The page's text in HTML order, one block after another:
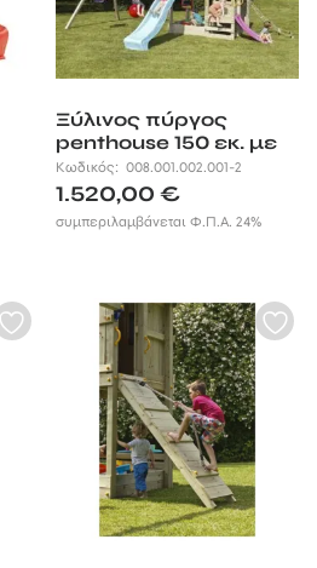
Ξύλινος πύργος
penthouse 150 εκ. με
προέκταση
Κωδικός:008.001.002.001-2
1.520,00€
συμπεριλαμβάνεται Φ.Π.Α. 24%